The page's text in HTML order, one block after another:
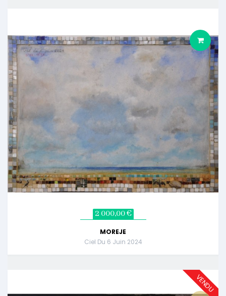
2 000,00 €
MOREJE
Ciel Du 6 Juin 2024
VENDU